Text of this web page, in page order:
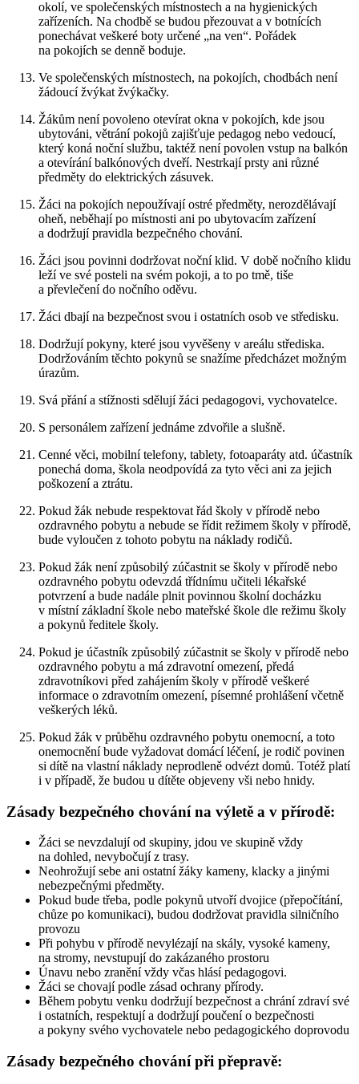
okolí, ve společenských místnostech a na hygienických
zařízeních. Na chodbě se budou přezouvat a v botnících
ponechávat veškeré boty určené „na ven“. Pořádek
na pokojích se denně boduje.
Ve společenských místnostech, na pokojích, chodbách není
žádoucí žvýkat žvýkačky.
Žákům není povoleno otevírat okna v pokojích, kde jsou
ubytováni, větrání pokojů zajišťuje pedagog nebo vedoucí,
který koná noční službu, taktéž není povolen vstup na balkón
a otevírání balkónových dveří. Nestrkají prsty ani různé
předměty do elektrických zásuvek.
Žáci na pokojích nepoužívají ostré předměty, nerozdělávají
oheň, neběhají po místnosti ani po ubytovacím zařízení
a dodržují pravidla bezpečného chování.
Žáci jsou povinni dodržovat noční klid. V době nočního klidu
leží ve své posteli na svém pokoji, a to po tmě, tiše
a převlečení do nočního oděvu.
Žáci dbají na bezpečnost svou i ostatních osob ve středisku.
Dodržují pokyny, které jsou vyvěšeny v areálu střediska.
Dodržováním těchto pokynů se snažíme předcházet možným
úrazům.
Svá přání a stížnosti sdělují žáci pedagogovi, vychovatelce.
S personálem zařízení jednáme zdvořile a slušně.
Cenné věci, mobilní telefony, tablety, fotoaparáty atd. účastník
ponechá doma, škola neodpovídá za tyto věci ani za jejich
poškození a ztrátu.
Pokud žák nebude respektovat řád školy v přírodě nebo
ozdravného pobytu a nebude se řídit režimem školy v přírodě,
bude vyloučen z tohoto pobytu na náklady rodičů.
Pokud žák není způsobilý zúčastnit se školy v přírodě nebo
ozdravného pobytu odevzdá třídnímu učiteli lékařské
potvrzení a bude nadále plnit povinnou školní docházku
v místní základní škole nebo mateřské škole dle režimu školy
a pokynů ředitele školy.
Pokud je účastník způsobilý zúčastnit se školy v přírodě nebo
ozdravného pobytu a má zdravotní omezení, předá
zdravotníkovi před zahájením školy v přírodě veškeré
informace o zdravotním omezení, písemné prohlášení včetně
veškerých léků.
Pokud žák v průběhu ozdravného pobytu onemocní, a toto
onemocnění bude vyžadovat domácí léčení, je rodič povinen
si dítě na vlastní náklady neprodleně odvézt domů. Totéž platí
i v případě, že budou u dítěte objeveny vši nebo hnidy.
Zásady bezpečného chování na výletě a v přírodě:
Žáci se nevzdalují od skupiny, jdou ve skupině vždy
na dohled, nevybočují z trasy.
Neohrožují sebe ani ostatní žáky kameny, klacky a jinými
nebezpečnými předměty.
Pokud bude třeba, podle pokynů utvoří dvojice (přepočítání,
chůze po komunikaci), budou dodržovat pravidla silničního
provozu
Při pohybu v přírodě nevylézají na skály, vysoké kameny,
na stromy, nevstupují do zakázaného prostoru
Únavu nebo zranění vždy včas hlásí pedagogovi.
Žáci se chovají podle zásad ochrany přírody.
Během pobytu venku dodržují bezpečnost a chrání zdraví své
i ostatních, respektují a dodržují poučení o bezpečnosti
a pokyny svého vychovatele nebo pedagogického doprovodu
Zásady bezpečného chování při přepravě: